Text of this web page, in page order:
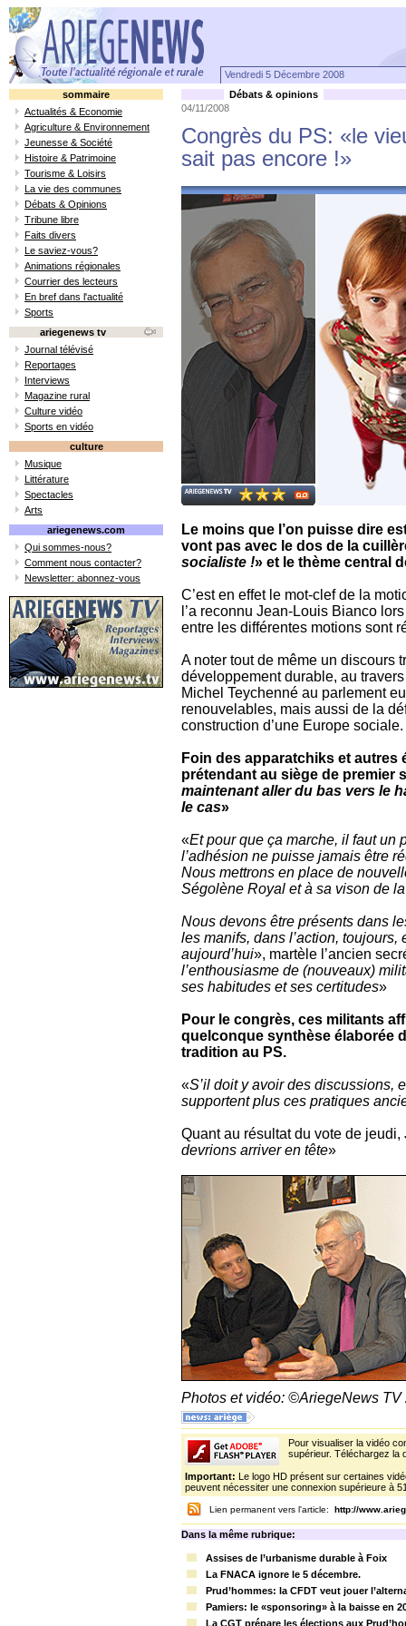
Vendredi 5 Décembre 2008
sommaire
Actualités & Economie
Agriculture & Environnement
Jeunesse & Société
Histoire & Patrimoine
Tourisme & Loisirs
La vie des communes
Débats & Opinions
Tribune libre
Faits divers
Le saviez-vous?
Animations régionales
Courrier des lecteurs
En bref dans l'actualité
Sports
ariegenews tv
Journal télévisé
Reportages
Interviews
Magazine rural
Culture vidéo
Sports en vidéo
culture
Musique
Littérature
Spectacles
Arts
ariegenews.com
Qui sommes-nous?
Comment nous contacter?
Newsletter: abonnez-vous
Débats & opinions
04/11/2008
Congrès du PS: «le
sait pas encore !»
Le moins que l’on puisse dire
vont pas avec le dos de la
socialiste !» et le thème central
C’est en effet le mot-clef de la
l’a reconnu Jean-Louis Bianco
entre les différentes motions sont
A noter tout de même un discours
développement durable, au
Michel Teychenné au parlement
renouvelables, mais aussi de la
construction d’une Europe sociale.
Foin des apparatchiks et autres
prétendant au siège de premier
maintenant aller du bas vers le
le cas»
«Et pour que ça marche, il faut un
l’adhésion ne puisse jamais être
Nous mettrons en place de
Ségolène Royal et à sa vison de
Nous devons être présents dans
les manifs, dans l’action, toujours,
aujourd’hui», martèle l’ancien
l’enthousiasme de (nouveaux)
ses habitudes et ses certitudes»
Pour le congrès, ces militants
quelconque synthèse élaborée
tradition au PS.
«S’il doit y avoir des discussions,
supportent plus ces pratiques
Quant au résultat du vote de
devrions arriver en tête»
Photos et vidéo: ©AriegeNews TV
Pour visualiser la vidéo
supérieur. Téléchargez la
Important: Le logo HD présent sur certaines
peuvent nécessiter une connexion supérieure à
Lien permanent vers l'article: http://
Dans la même rubrique:
Assises de l’urbanisme durable à Foix
La FNACA ignore le 5 décembre.
Prud’hommes: la CFDT veut jouer
Pamiers: le «sponsoring» à la baisse en
La CGT prépare les élections aux